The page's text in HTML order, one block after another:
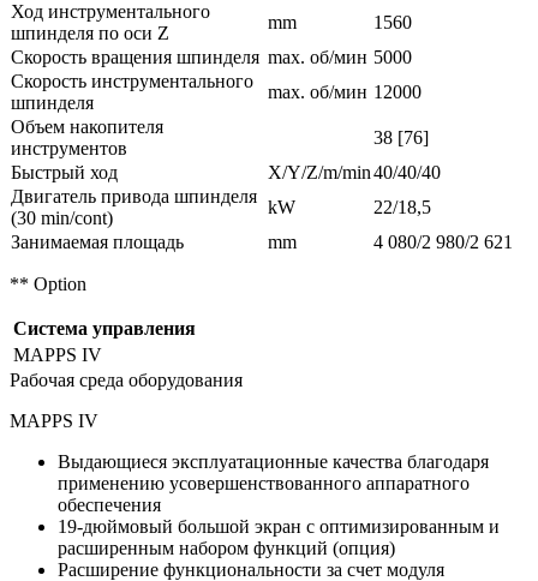
Ход инструментального
шпинделя по оси Z
mm
1560
Скорость вращения шпинделя max. об/мин 5000
Скорость инструментального
шпинделя
max. об/мин 12000
Объем накопителя
инструментов
38 [76]
Быстрый ход
X/Y/Z/m/min40/40/40
Двигатель привода шпинделя
(30 min/cont)
kW
22/18,5
Занимаемая площадь
mm 4 080/2 980/2 621
** Option
Система управления
MAPPS IV
Рабочая среда оборудования
MAPPS IV
Выдающиеся эксплуатационные качества благодаря
применению усовершенствованного аппаратного
обеспечения
19-дюймовый большой экран с оптимизированным и
расширенным набором функций (опция)
Расширение функциональности за счет модуля